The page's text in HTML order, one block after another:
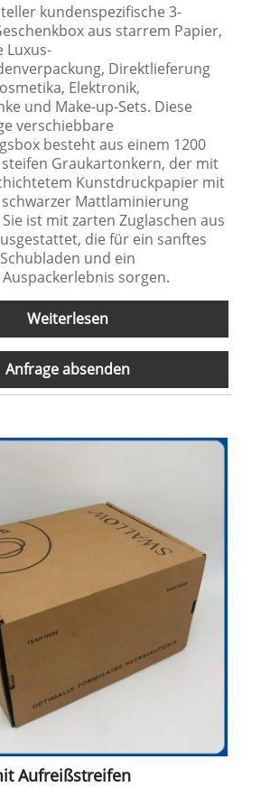
kundenspezifische 3-
aus starrem Papier,
Luxus-
Direktlieferung
Elektronik,
und Make-up-Sets. Diese
verschiebbare
besteht aus einem 1200
steifen Graukartonkern, der mit
Kunstdruckpapier mit
Mattlaminierung
ist mit zarten Zuglaschen aus
die für ein sanftes
und ein
sorgen.
Weiterlesen
Anfrage absenden
Aufreißstreifen